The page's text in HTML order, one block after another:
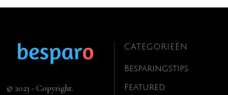
© 2023 - Copyright.
CATEGORIEËN
Besparingstips
Featured